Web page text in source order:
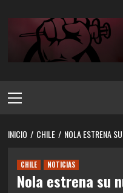
contenido
principal
INICIO CHILE NOLA ESTRENA
CHILE NOTICIAS
Nola estrena su